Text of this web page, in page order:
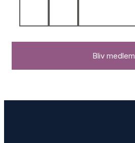
Bliv medlem